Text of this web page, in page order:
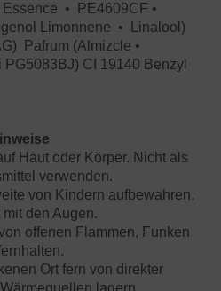
• PE4609CF •
Limonnene • Linalool)
Pafrum (Almizcle •
CI 19140 Benzyl
Haut oder Körper. Nicht als
verwenden.
von Kindern aufbewahren.
den Augen.
offenen Flammen, Funken
Ort fern von direkter